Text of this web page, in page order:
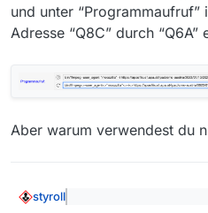
und unter
Adresse “Q8C” durch “Q6A”
Aber warum verwendest du
styroll